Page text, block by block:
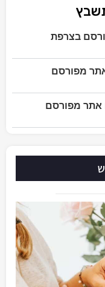
בצרפת
אתר מפורסם
אתר מפורסם